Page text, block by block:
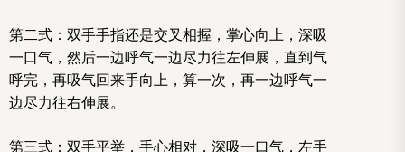
第二式：双手手指还是交叉相握，掌心向上，深吸
一口气，然后一边呼气一边尽力往左伸展，直到气
呼完，再吸气回来手向上，算一次，再一边呼气一
边尽力往右伸展。
第三式：双手平举，手心相对，深吸一口气，左手